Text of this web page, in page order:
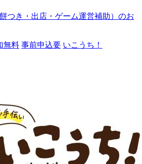
つき・出店・ゲーム運営補助）のお
無料 事前申込要 いこうち！